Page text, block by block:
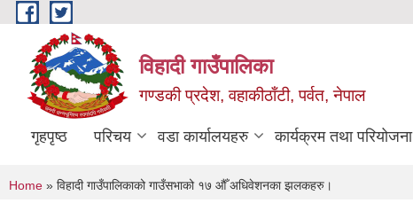
Skip to main content
विहादी गाउँपालिका
गण्डकी प्रदेश, वहाकीठाँटी, पर्वत, नेपाल
गृहपृष्ठ परिचय वडा कार्यालयहरु कार्यक्रम तथा परियोजना
You are here
Home » विहादी गाउँपालिकाको गाउँसभाको १७ औँ अधिवेशनका झलकहरु।